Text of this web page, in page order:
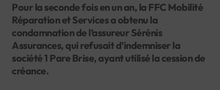
Pour la seconde fois en un an, la FFC Mobilité
Réparation et Services a obtenu la
condamnation de l’assureur Sérénis
Assurances, qui refusait d’indemniser la
société 1 Pare Brise, ayant utilisé la cession de
créance.